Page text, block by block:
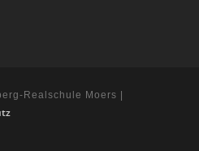
Realschule Moers |